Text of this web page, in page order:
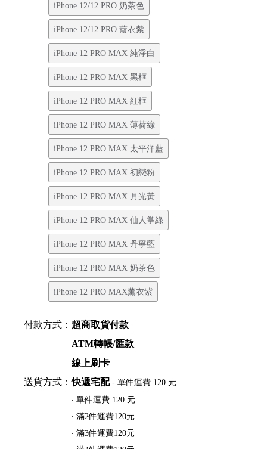
iPhone 12/12 PRO 奶茶色
iPhone 12/12 PRO 薰衣紫
iPhone 12 PRO MAX 純淨白
iPhone 12 PRO MAX 黑框
iPhone 12 PRO MAX 紅框
iPhone 12 PRO MAX 薄荷綠
iPhone 12 PRO MAX 太平洋藍
iPhone 12 PRO MAX 初戀粉
iPhone 12 PRO MAX 月光黃
iPhone 12 PRO MAX 仙人掌綠
iPhone 12 PRO MAX 丹寧藍
iPhone 12 PRO MAX 奶茶色
iPhone 12 PRO MAX薰衣紫
付款方式： 超商取貨付款
ATM轉帳/匯款
線上刷卡
送貨方式：快遞宅配- 單件運費 120 元
‧ 單件運費 120 元
‧ 滿2件運費120元
‧ 滿3件運費120元